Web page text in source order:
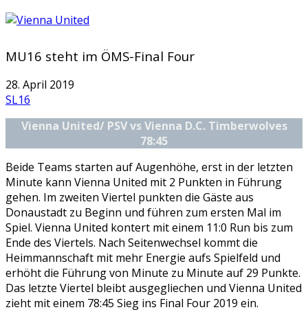
MU16 steht im ÖMS-Final Four
28. April 2019
SL16
Vienna United/ PSV vs Vienna D.C. Timberwolves
78:45
Beide Teams starten auf Augenhöhe, erst in der letzten
Minute kann Vienna United mit 2 Punkten in Führung
gehen. Im zweiten Viertel punkten die Gäste aus
Donaustadt zu Beginn und führen zum ersten Mal im
Spiel. Vienna United kontert mit einem 11:0 Run bis zum
Ende des Viertels. Nach Seitenwechsel kommt die
Heimmannschaft mit mehr Energie aufs Spielfeld und
erhöht die Führung von Minute zu Minute auf 29 Punkte.
Das letzte Viertel bleibt ausgegliechen und Vienna United
zieht mit einem 78:45 Sieg ins Final Four 2019 ein.